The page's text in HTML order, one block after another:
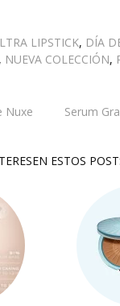
LIPSTICK, DÍA
, NUEVA COLECCIÓN,
Nuxe
Serum
ESTOS